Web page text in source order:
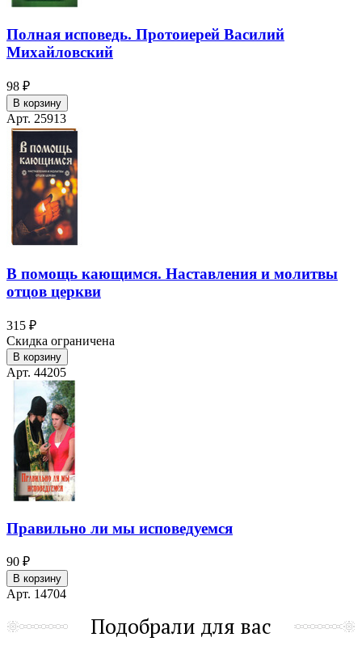
Полная исповедь. Протоиерей Василий
Михайловский
98 ₽
В корзину
Арт. 25913
В помощь кающимся. Наставления и молитвы
отцов церкви
315 ₽
Скидка ограничена
В корзину
Арт. 44205
Правильно ли мы исповедуемся
90 ₽
В корзину
Арт. 14704
Подобрали для вас